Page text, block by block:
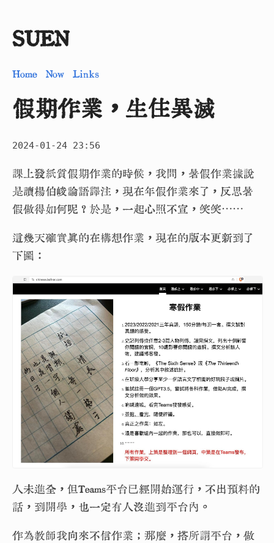
SUEN
Home Now Links
假期作業，生住異滅
2024-01-24 23:56
課上發紙質假期作業的時候，我問，暑假作業據說
是讀楊伯峻論語譯注，現在年假作業來了，反思暑
假做得如何呢？於是，一起心照不宣，笑笑⋯⋯
這幾天確實真的在構想作業，現在的版本更新到了
下圖：
人未進全，但Teams平台已經開始運行，不出預料的
話，到開學，也一定有人沒進到平台內。
作為教師我向來不信作業；那麼，搭所謂平台，做